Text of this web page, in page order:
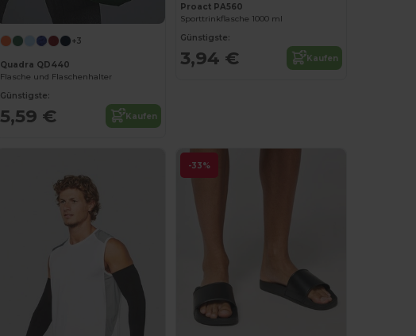
+3
Quadra QD440
Flasche und Flaschenhalter
Günstigste:
5,59 € Kaufen
Proact PA560
Sporttrinkflasche 1000 ml
Günstigste:
3,94 € Kaufen
-33%